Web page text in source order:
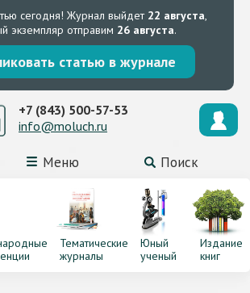
сегодня! Журнал выйдет 22 августа,
экземпляр отправим 26 августа.
статью в журнале
Меню Поиск
+7 (843) 500-57-53
info@moluch.ru
Тематические
журналы
Юный
ученый
Издание
книг